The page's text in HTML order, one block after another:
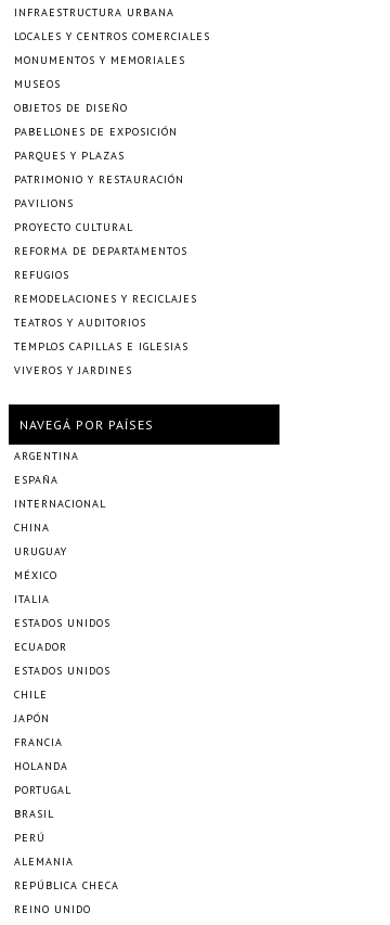
INFRAESTRUCTURA URBANA
LOCALES Y CENTROS COMERCIALES
MONUMENTOS Y MEMORIALES
MUSEOS
OBJETOS DE DISEÑO
PABELLONES DE EXPOSICIÓN
PARQUES Y PLAZAS
PATRIMONIO Y RESTAURACIÓN
PAVILIONS
PROYECTO CULTURAL
REFORMA DE DEPARTAMENTOS
REFUGIOS
REMODELACIONES Y RECICLAJES
TEATROS Y AUDITORIOS
TEMPLOS CAPILLAS E IGLESIAS
VIVEROS Y JARDINES
NAVEGÁ POR PAÍSES
ARGENTINA
ESPAÑA
INTERNACIONAL
CHINA
URUGUAY
MÉXICO
ITALIA
ESTADOS UNIDOS
ECUADOR
ESTADOS UNIDOS
CHILE
JAPÓN
FRANCIA
HOLANDA
PORTUGAL
BRASIL
PERÚ
ALEMANIA
REPÚBLICA CHECA
REINO UNIDO